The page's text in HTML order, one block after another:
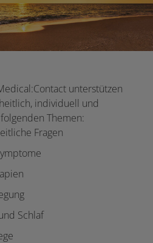
unterstützen
individuell und
Themen:
Fragen
Schlaf